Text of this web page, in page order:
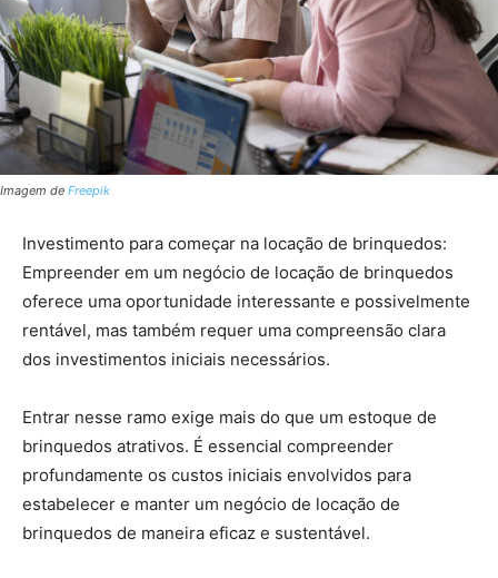
Imagem de Freepik
Investimento para começar na locação de brinquedos:
Empreender em um negócio de locação de brinquedos
oferece uma oportunidade interessante e possivelmente
rentável, mas também requer uma compreensão clara
dos investimentos iniciais necessários.
Entrar nesse ramo exige mais do que um estoque de
brinquedos atrativos. É essencial compreender
profundamente os custos iniciais envolvidos para
estabelecer e manter um negócio de locação de
brinquedos de maneira eficaz e sustentável.